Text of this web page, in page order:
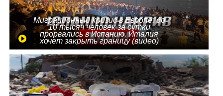
Миграционный кризис в Европе: до
10 тысяч человек за сутки
прорвались в Испанию, Италия
хочет закрыть границу (видео)